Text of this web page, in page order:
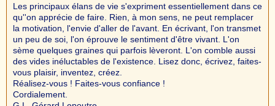
Les principaux élans de vie s'expriment essentiellement dans ce
qu''on apprécie de faire. Rien, à mon sens, ne peut remplacer
la motivation, l'envie d'aller de l'avant. En écrivant, l'on transmet
un peu de soi, l'on éprouve le sentiment d'être vivant. L'on
sème quelques graines qui parfois lèveront. L'on comble aussi
des vides inéluctables de l'existence. Lisez donc, écrivez, faites-
vous plaisir, inventez, créez.
Réalisez-vous ! Faites-vous confiance !
Cordialement.